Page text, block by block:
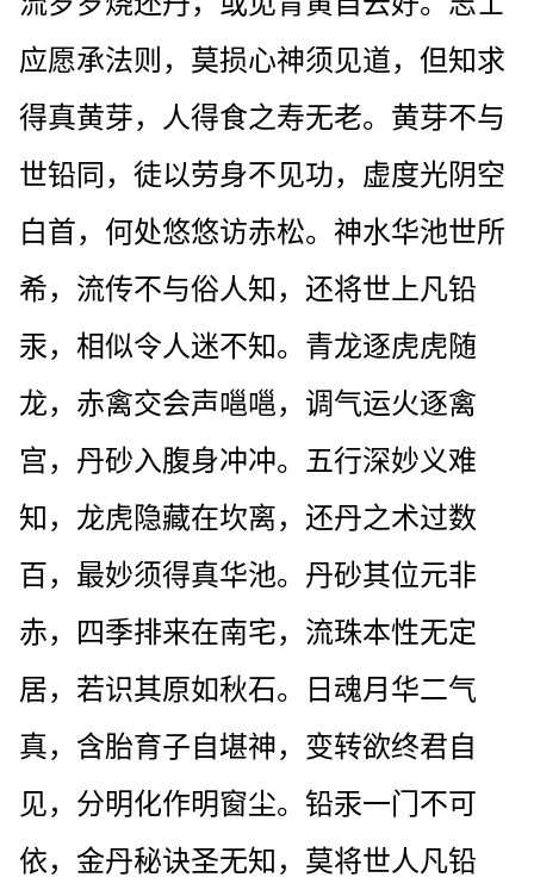
应愿承法则，莫损心神须见道，但知求
得真黄芽，人得食之寿无老。黄芽不与
世铅同，徒以劳身不见功，虚度光阴空
白首，何处悠悠访赤松。神水华池世所
希，流传不与俗人知，还将世上凡铅
汞，相似令人迷不知。青龙逐虎虎随
龙，赤禽交会声嗈嗈，调气运火逐禽
宫，丹砂入腹身冲冲。五行深妙义难
知，龙虎隐藏在坎离，还丹之术过数
百，最妙须得真华池。丹砂其位元非
赤，四季排来在南宅，流珠本性无定
居，若识其原如秋石。日魂月华二气
真，含胎育子自堪神，变转欲终君自
见，分明化作明窗尘。铅汞一门不可
依，金丹秘诀圣无知，莫将世人凡铅